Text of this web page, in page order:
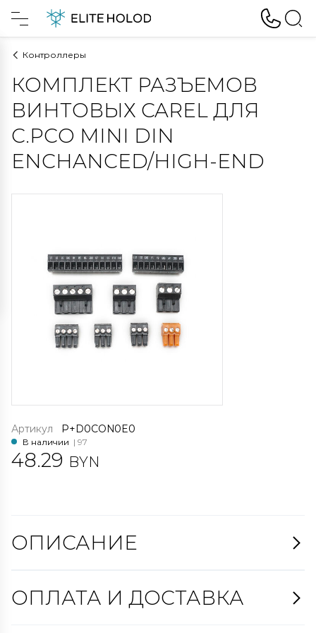
Контроллеры
КОМПЛЕКТ РАЗЪЕМОВ
ВИНТОВЫХ CAREL ДЛЯ
C.PCO MINI DIN
ENCHANCED/HIGH-END
Артикул P+D0CON0E0
В наличии | 97
48.29 BYN
ОПИСАНИЕ
ОПЛАТА И ДОСТАВКА